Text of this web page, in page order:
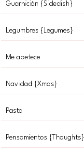
Guarnición {Sidedish}
Legumbres {Legumes}
Me apetece
Navidad {Xmas}
Pasta
Pensamientos {Thoughts}